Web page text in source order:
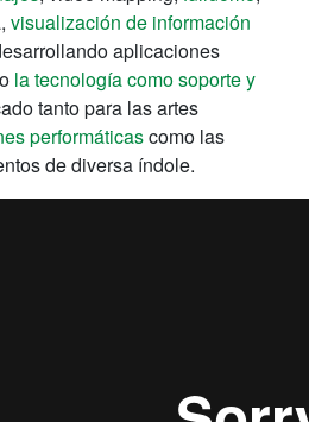
visualización de información
aplicaciones
la tecnología como soporte y
tanto para las artes
performáticascomo las
de diversa índole.